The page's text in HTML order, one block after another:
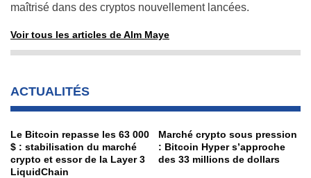
maîtrisé dans des cryptos nouvellement lancées.
Voir tous les articles de Alm Maye
ACTUALITÉS
Le Bitcoin repasse les 63 000
$ : stabilisation du marché
crypto et essor de la Layer 3
LiquidChain
Marché crypto sous pression
: Bitcoin Hyper s’approche
des 33 millions de dollars